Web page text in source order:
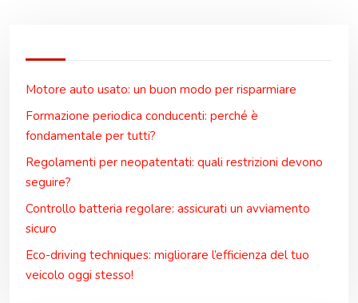
Motore auto usato: un buon modo per risparmiare
Formazione periodica conducenti: perché è
fondamentale per tutti?
Regolamenti per neopatentati: quali restrizioni devono
seguire?
Controllo batteria regolare: assicurati un avviamento
sicuro
Eco-driving techniques: migliorare l’efficienza del tuo
veicolo oggi stesso!